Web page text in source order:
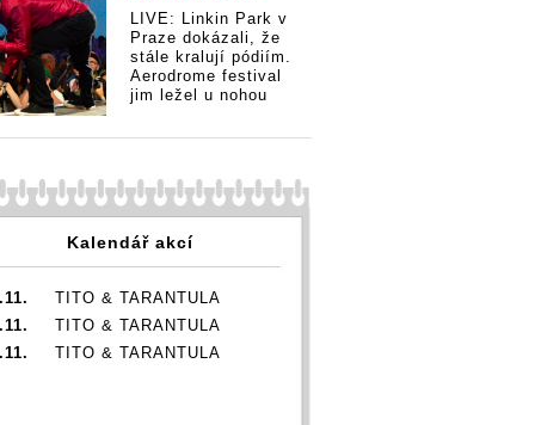
LIVE: Linkin Park v
Praze dokázali, že
stále kralují pódiím.
Aerodrome festival
jim ležel u nohou
Kalendář akcí
TITO & TARANTULA
TITO & TARANTULA
TITO & TARANTULA